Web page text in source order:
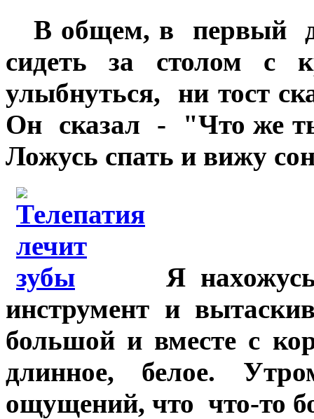
В общем, в первый
сидеть за столом с
улыбнуться, ни тост
Он сказал - "Что же
Ложусь спать и вижу
Я
инструмент и
большой и вместе с
длинное, белое.
ощущений, что что-то